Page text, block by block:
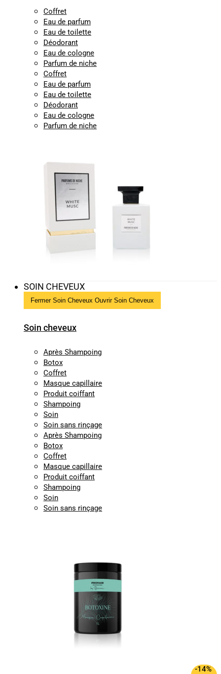
Coffret
Eau de parfum
Eau de toilette
Déodorant
Eau de cologne
Parfum de niche
Coffret
Eau de parfum
Eau de toilette
Déodorant
Eau de cologne
Parfum de niche
SOIN CHEVEUX
Fermer Soin Cheveux Ouvrir Soin Cheveux
Soin cheveux
Après Shampoing
Botox
Coffret
Masque capillaire
Produit coiffant
Shampoing
Soin
Soin sans rinçage
Après Shampoing
Botox
Coffret
Masque capillaire
Produit coiffant
Shampoing
Soin
Soin sans rinçage
-14%